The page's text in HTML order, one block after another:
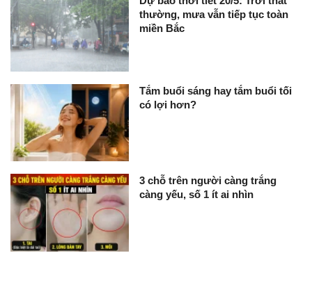
thường, mưa vẫn tiếp tục toàn
miền Bắc
Tắm buổi sáng hay tắm buổi tối
có lợi hơn?
3 chỗ trên người càng trắng
càng yếu, số 1 ít ai nhìn